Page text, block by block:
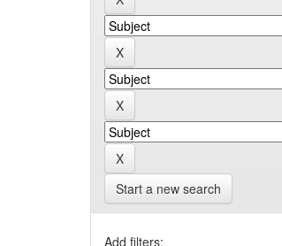
Start a new search
Add filters: